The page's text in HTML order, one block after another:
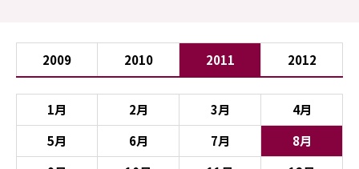
2009 2010 2011 2012
1月 2月 3月
4月
5月
6月 7月
8月